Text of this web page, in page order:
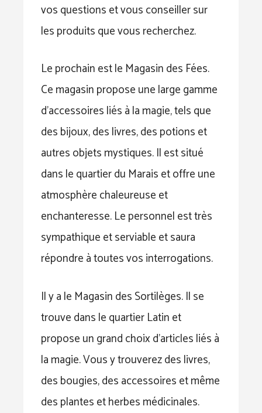
vos questions et vous conseiller sur
les produits que vous recherchez.
Le prochain est le Magasin des Fées.
Ce magasin propose une large gamme
d’accessoires liés à la magie, tels que
des bijoux, des livres, des potions et
autres objets mystiques. Il est situé
dans le quartier du Marais et offre une
atmosphère chaleureuse et
enchanteresse. Le personnel est très
sympathique et serviable et saura
répondre à toutes vos interrogations.
Il y a le Magasin des Sortilèges. Il se
trouve dans le quartier Latin et
propose un grand choix d’articles liés à
la magie. Vous y trouverez des livres,
des bougies, des accessoires et même
des plantes et herbes médicinales.